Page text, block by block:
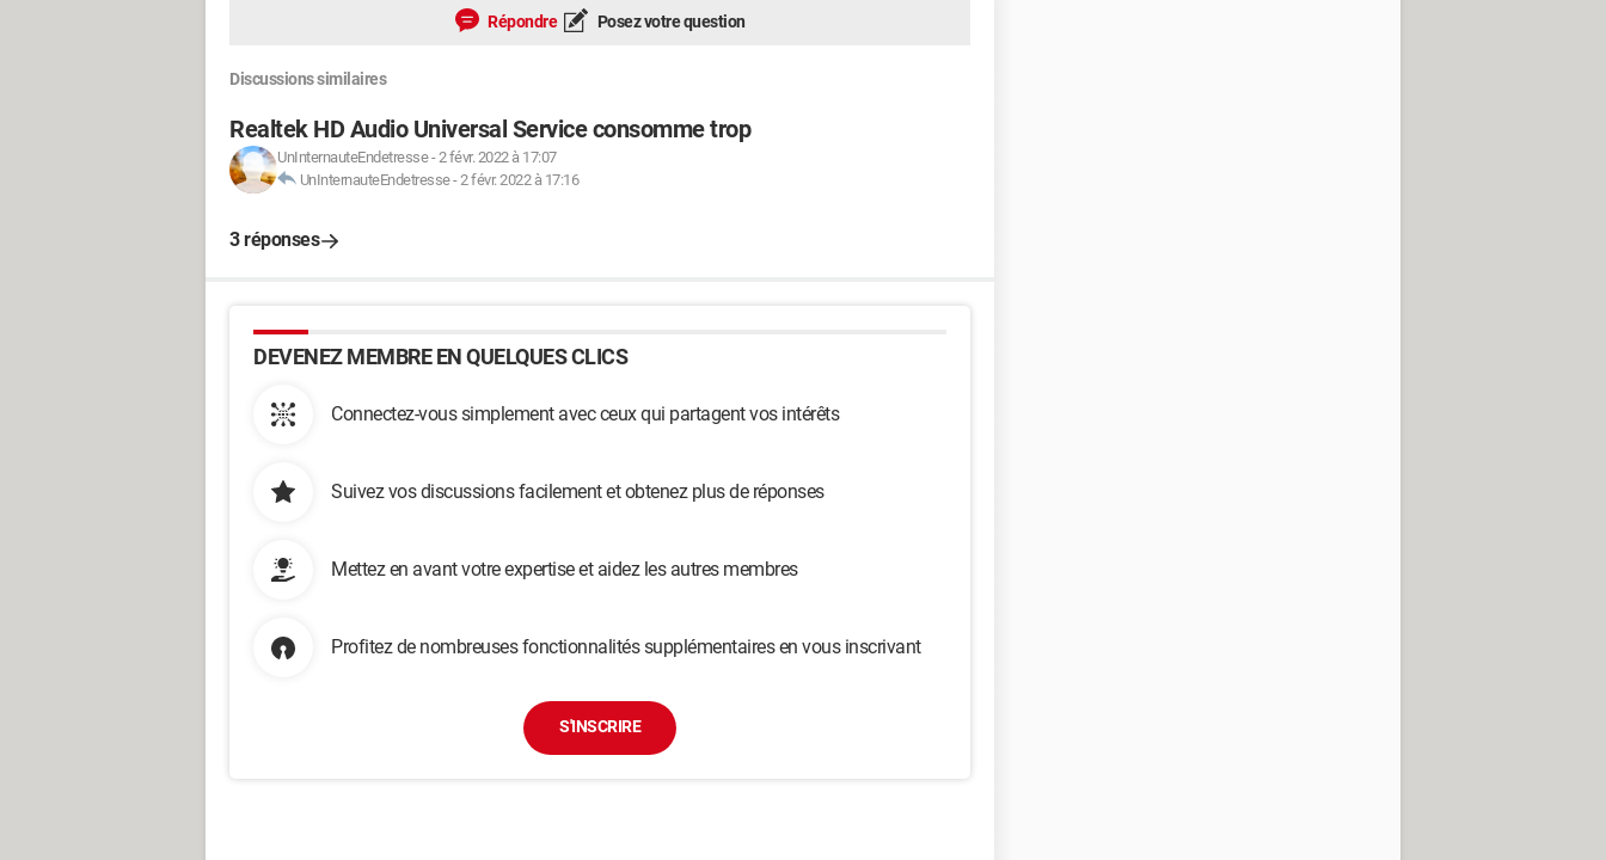
Répondre Posez votre question
Discussions similaires
Realtek HD Audio Universal Service consomme trop
UnInternauteEndetresse-2 févr. 2022 à 17:07
UnInternauteEndetresse-2 févr. 2022 à 17:16
3 réponses
DEVENEZ MEMBRE EN QUELQUES CLICS
Connectez-vous simplement avec ceux qui partagent vos intérêts
Suivez vos discussions facilement et obtenez plus de réponses
Mettez en avant votre expertise et aidez les autres membres
Profitez de nombreuses fonctionnalités supplémentaires en vous inscrivant
S'INSCRIRE